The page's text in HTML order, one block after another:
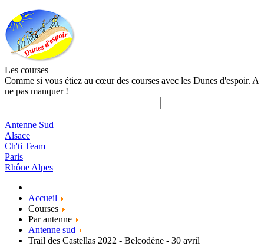
Les courses
Comme si vous étiez au cœur des courses avec les Dunes d'espoir. A
ne pas manquer !
Antenne Sud
Alsace
Ch'ti Team
Paris
Rhône Alpes
Accueil
Courses
Par antenne
Antenne sud
Trail des Castellas 2022 - Belcodène - 30 avril